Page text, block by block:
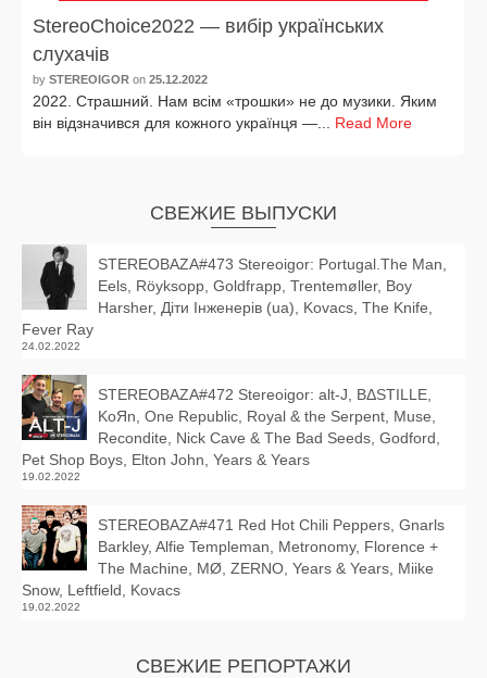
StereoChoice2022 — вибір українських
слухачів
by STEREOIGOR on 25.12.2022
2022. Страшний. Нам всім «трош­ки» не до музи­ки. Яким
він від­зна­чи­вся для кож­но­го україн­ця —... Read More
СВЕЖИЕ ВЫПУСКИ
STEREOBAZA#473 Stereoigor: Portugal.The Man,
Eels, Röyksopp, Goldfrapp, Trentemøller, Boy
Harsher, Діти Інженерів (ua), Kovacs, The Knife,
Fever Ray
24.02.2022
STEREOBAZA#472 Stereoigor: alt‑J, BΔSTILLE,
KoЯn, One Republic, Royal & the Serpent, Muse,
Recondite, Nick Cave & The Bad Seeds, Godford,
Pet Shop Boys, Elton John, Years & Years
19.02.2022
STEREOBAZA#471 Red Hot Chili Peppers, Gnarls
Barkley, Alfie Templeman, Metronomy, Florence +
The Machine, MØ, ZERNO, Years & Years, Miike
Snow, Leftfield, Kovacs
19.02.2022
СВЕЖИЕ РЕПОРТАЖИ